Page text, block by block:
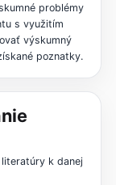
problémy
s využitím
výskumný
poznatky.
k danej